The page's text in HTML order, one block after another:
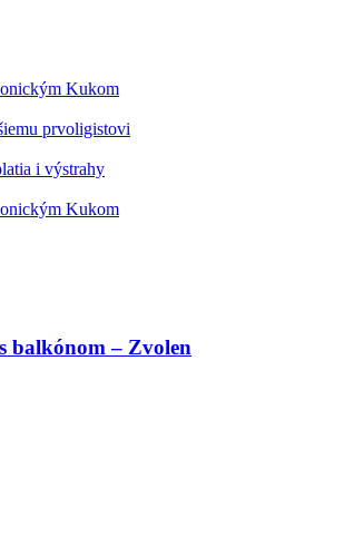
Kukom
prvoligistovi
i výstrahy
Kukom
balkónom – Zvolen